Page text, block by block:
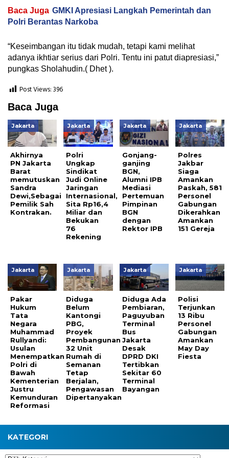
Baca Juga GMKI Apresiasi Langkah Pemerintah dan
Polri Berantas Narkoba
“Keseimbangan itu tidak mudah, tetapi kami melihat
adanya ikhtiar serius dari Polri. Tentu ini patut diapresiasi,”
pungkas Sholahudin.( Dhet ).
Post Views:396
Baca Juga
Jakarta
Akhirnya
PN Jakarta
Barat
memutuskan
Sandra
Dewi,Sebagai
Pemilik Sah
Kontrakan.
Jakarta
Polri
Ungkap
Sindikat
Judi Online
Jaringan
Internasional,
Sita Rp16,4
Miliar dan
Bekukan
76
Rekening
Jakarta
Gonjang-
ganjing
BGN,
Alumni IPB
Mediasi
Pertemuan
Pimpinan
BGN
dengan
Rektor IPB
Jakarta
Polres
Jakbar
Siaga
Amankan
Paskah, 581
Personel
Gabungan
Dikerahkan
Amankan
151 Gereja
Jakarta
Pakar
Hukum
Tata
Negara
Muhammad
Rullyandi:
Usulan
Menempatkan
Polri di
Bawah
Kementerian
Justru
Kemunduran
Reformasi
Jakarta
Diduga
Belum
Kantongi
PBG,
Proyek
Pembangunan
32 Unit
Rumah di
Semanan
Tetap
Berjalan,
Pengawasan
Dipertanyakan
Jakarta
Diduga Ada
Pembiaran,
Paguyuban
Terminal
Bus
Jakarta
Desak
DPRD DKI
Tertibkan
Sekitar 60
Terminal
Bayangan
Jakarta
Polisi
Terjunkan
13 Ribu
Personel
Gabungan
Amankan
May Day
Fiesta
KATEGORI